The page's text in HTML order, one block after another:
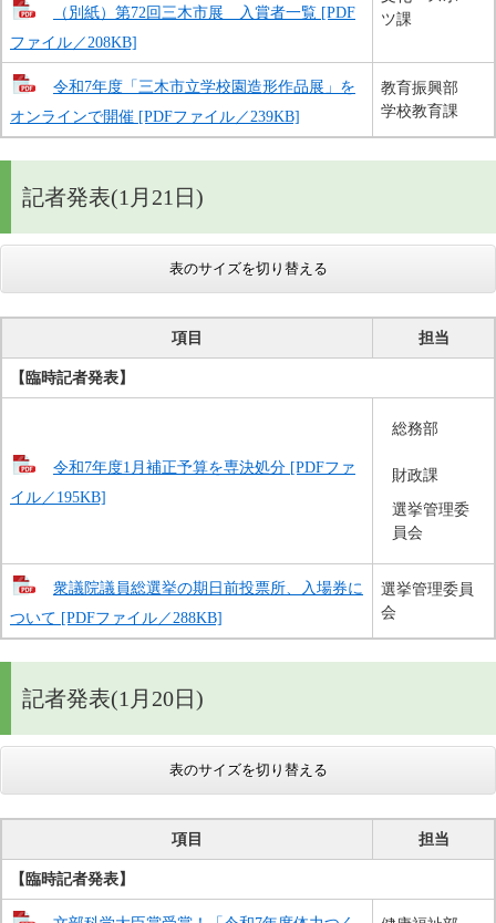
（別紙）第72回三木市展 入賞者一覧 [PDF
ファイル／208KB]
ツ課
令和7年度「三木市立学校園造形作品展」を
オンラインで開催 [PDFファイル／239KB]
教育振興部
学校教育課
記者発表(1月21日)
表のサイズを切り替える
項目 担当
【臨時記者発表​】
令和7年度1月補正予算を専決処分 [PDFファ
イル／195KB]
総務部
財政課
選挙管理委
員会
衆議院議員総選挙の期日前投票所、入場券に
ついて [PDFファイル／288KB]
選挙管理委員
会
記者発表(1月20日)
表のサイズを切り替える
項目 担当
【臨時記者発表​】